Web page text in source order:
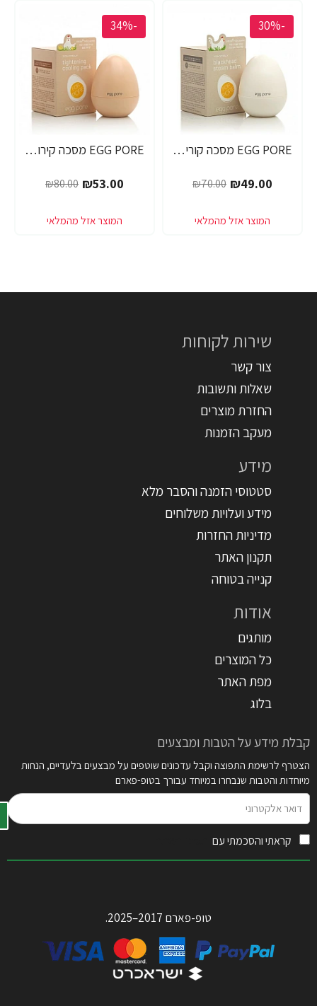
-30%
EGG PORE מסכה קוריאנית לניקוי ראשים שחורים 30 גרם - מבית Tony Moly
₪49.00
₪70.00
-34%
EGG PORE מסכה קירור לכיווץ נקבוביות 30 גרם - מבית Tony Moly
₪53.00
₪80.00
שירות לקוחות
צור קשר
שאלות ותשובות
החזרת מוצרים
מעקב הזמנות
מידע
סטטוסי הזמנה והסבר מלא
מידע ועלויות משלוחים
מדיניות החזרות
תקנון האתר
קנייה בטוחה
אודות
מותגים
כל המוצרים
מפת האתר
בלוג
קבלת מידע על הטבות ומבצעים
הצטרף לרשימת התפוצה וקבל עדכונים שוטפים על מבצעים בלעדיים, הנחות
מיוחדות והטבות שנבחרו במיוחד עבורך בטופ-פארם
אלקטרוני
קראתי והסכמתי עם
טופ-פארם 2017–2025.